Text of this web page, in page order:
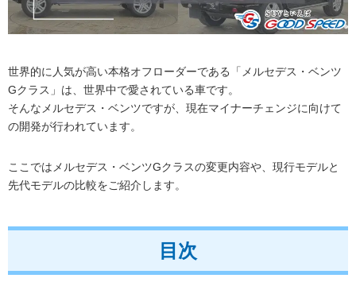
世界的に人気が高い本格オフローダーである「メルセデス・ベンツ
Gクラス」は、世界中で愛されている車です。
そんなメルセデス・ベンツですが、現在マイナーチェンジに向けて
の開発が行われています。
ここではメルセデス・ベンツGクラスの変更内容や、現行モデルと
先代モデルの比較をご紹介します。
目次